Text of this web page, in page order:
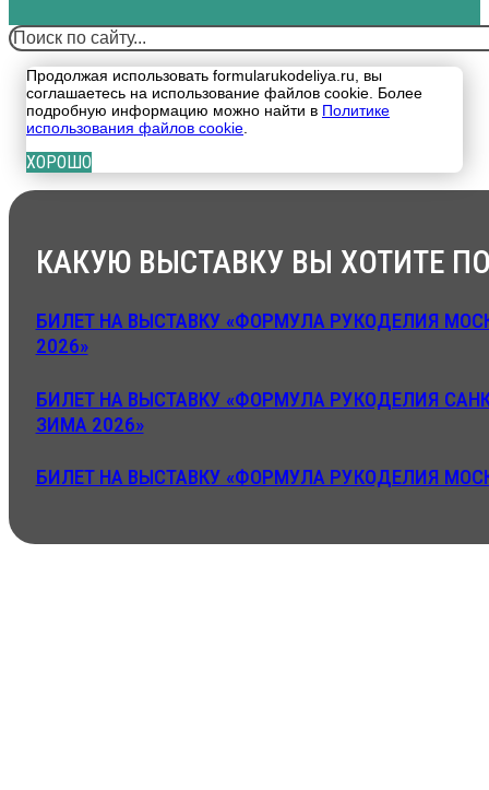
Поиск
Продолжая использовать formularukodeliya.ru, вы
соглашаетесь на использование файлов cookie. Более
подробную информацию можно найти в Политике
использования файлов cookie.
ХОРОШО
КАКУЮ ВЫСТАВКУ ВЫ ХОТИТЕ
БИЛЕТ НА ВЫСТАВКУ «ФОРМУЛА РУКОДЕЛИЯ
2026»
БИЛЕТ НА ВЫСТАВКУ «ФОРМУЛА РУКОДЕЛИЯ
ЗИМА 2026»
БИЛЕТ НА ВЫСТАВКУ «ФОРМУЛА РУКОДЕЛИЯ